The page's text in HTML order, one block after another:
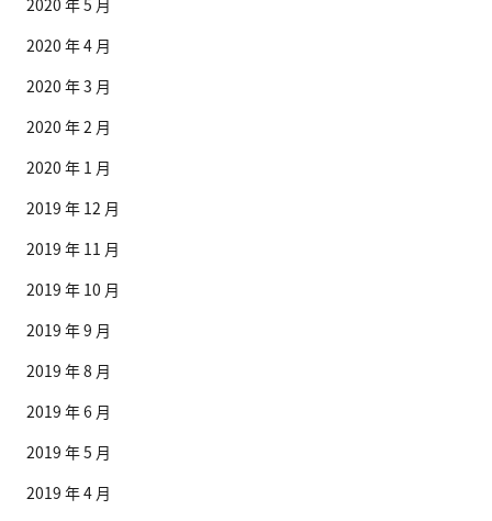
2020 年 5 月
2020 年 4 月
2020 年 3 月
2020 年 2 月
2020 年 1 月
2019 年 12 月
2019 年 11 月
2019 年 10 月
2019 年 9 月
2019 年 8 月
2019 年 6 月
2019 年 5 月
2019 年 4 月